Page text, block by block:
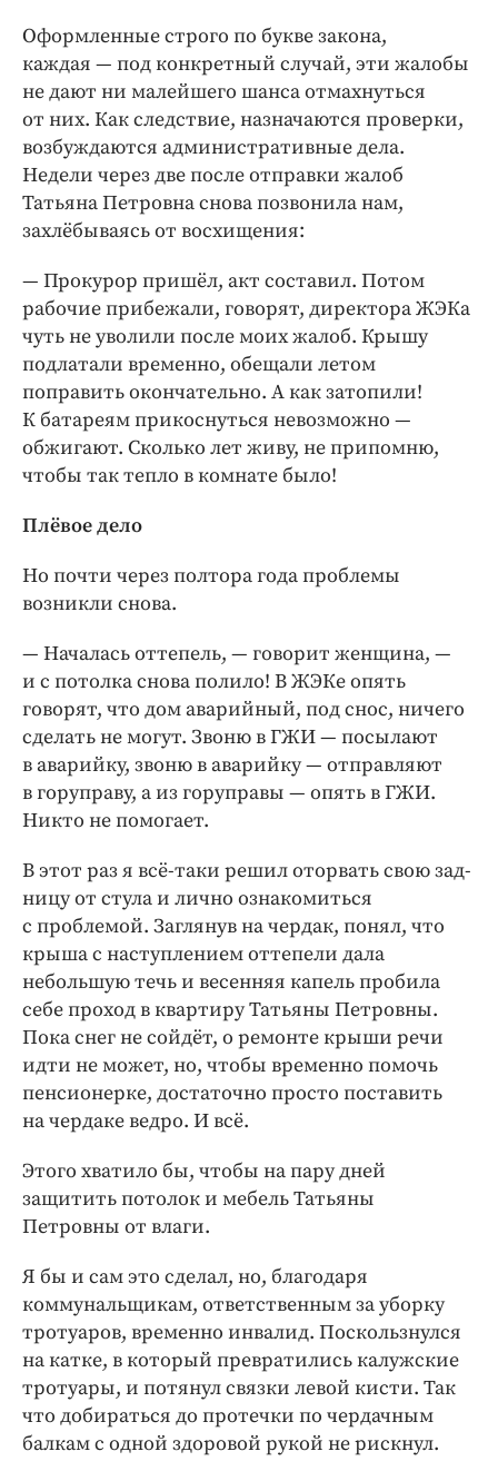
Оформленные строго по букве закона,
каждая — ​под конкретный случай, эти жалобы
не дают ни малейшего шанса отмахнуться
от них. Как следствие, назначаются проверки,
возбуждаются административные дела.
Недели через две после отправки жалоб
Татьяна Петровна снова позвонила нам,
захлёбываясь от восхищения:
— Прокурор пришёл, акт составил. Потом
рабочие прибежали, говорят, директора ЖЭКа
чуть не уволили после моих жалоб. Крышу
подлатали временно, обещали летом
поправить окончательно. А как затопили!
К батареям прикоснуться невозможно — ​
обжигают. Сколько лет живу, не припомню,
чтобы так тепло в комнате было!
Плёвое дело
Но почти через полтора года проблемы
возникли снова.
— Началась оттепель, — ​говорит женщина, — ​
и с потолка снова полило! В ЖЭКе опять
говорят, что дом аварийный, под снос, ничего
сделать не могут. Звоню в ГЖИ — ​посылают
в аварийку, звоню в аварийку — ​отправляют
в горуправу, а из горуправы — ​опять в ГЖИ.
Никто не помогает.
В этот раз я всё-таки решил оторвать свою зад­
ницу от стула и лично ознакомиться
с проблемой. Заглянув на чердак, понял, что
крыша с наступлением оттепели дала
небольшую течь и весенняя капель пробила
себе проход в квартиру Татьяны Петровны.
Пока снег не сойдёт, о ремонте крыши речи
идти не может, но, чтобы временно помочь
пенсионерке, достаточно просто поставить
на чердаке ведро. И всё.
Этого хватило бы, чтобы на пару дней
защитить потолок и мебель Татьяны
Петровны от влаги.
Я бы и сам это сделал, но, благодаря
коммунальщикам, ответственным за уборку
тротуаров, временно инвалид. Поскользнулся
на катке, в который превратились калужские
тротуары, и потянул связки левой кисти. Так
что добираться до протечки по чердачным
балкам с одной здоровой рукой не рискнул.